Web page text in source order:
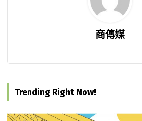
商傳媒
Trending Right Now!